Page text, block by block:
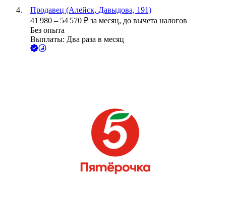
Продавец (Алейск, Давыдова, 191)
41 980 – 54 570 ₽ за месяц, до вычета налогов
Без опыта
Выплаты: Два раза в месяц